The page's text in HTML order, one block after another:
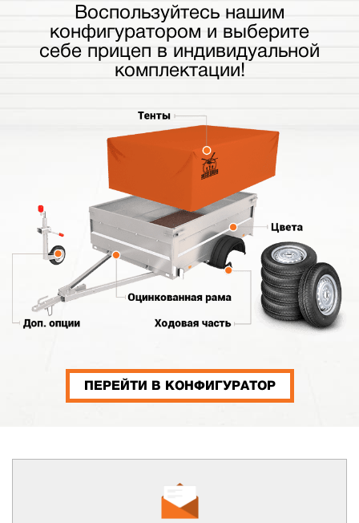
Воспользуйтесь нашим
конфигуратором и выберите
себе прицеп в индивидуальной
комплектации!
ПЕРЕЙТИ В КОНФИГУРАТОР